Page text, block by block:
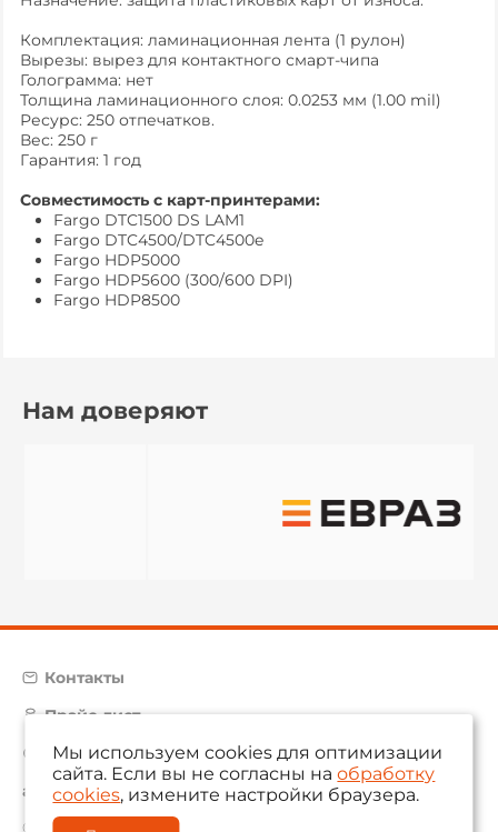
Комплектация: ламинационная лента (1 рулон)
Вырезы: вырез для контактного смарт-чипа
Голограмма: нет
Толщина ламинационного слоя: 0.0253 мм (1.00 mil)
Ресурс: 250 отпечатков.
Вес: 250 г
Гарантия: 1 год
Совместимость с карт-принтерами:
Fargo DTC1500 DS LAM1
Fargo DTC4500/DTC4500e
Fargo HDP5000
Fargo HDP5600 (300/600 DPI)
Fargo HDP8500
Нам доверяют
Контакты
Прайс-лист
Карта сайта
aam@aamsystems.ru
Мы используем cookies для оптимизации
сайта. Если вы не согласны наобработку
cookies, измените настройки браузера.